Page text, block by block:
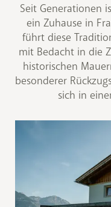
Seit Generationen
ein Zuhause in
führt diese
mit Bedacht in die
historischen
besonderer
sich in